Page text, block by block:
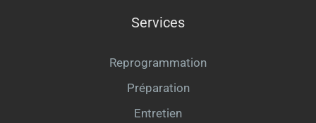
Services
Reprogrammation
Préparation
Entretien